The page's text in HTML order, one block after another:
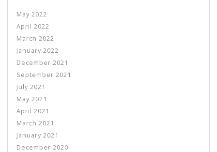
May 2022
April 2022
March 2022
January 2022
December 2021
September 2021
July 2021
May 2021
April 2021
March 2021
January 2021
December 2020